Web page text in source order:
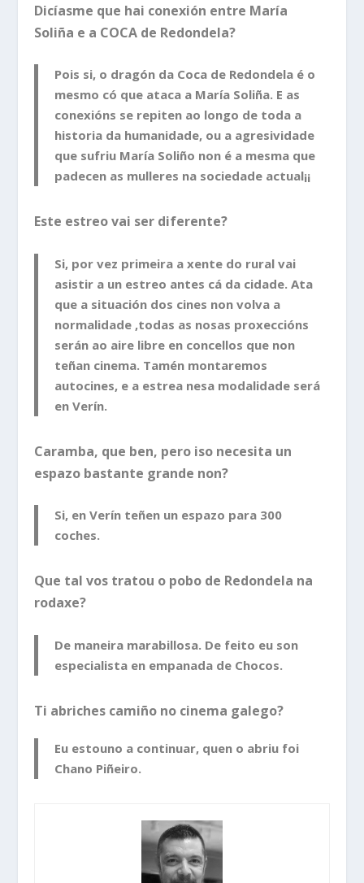
Dicíasme que hai conexión entre María
Soliña e a COCA de Redondela?
Pois si, o dragón da Coca de Redondela é o
mesmo có que ataca a María Soliña. E as
conexións se repiten ao longo de toda a
historia da humanidade, ou a agresividade
que sufriu María Soliño non é a mesma que
padecen as mulleres na sociedade actual¡¡
Este estreo vai ser diferente?
Si, por vez primeira a xente do rural vai
asistir a un estreo antes cá da cidade. Ata
que a situación dos cines non volva a
normalidade ,todas as nosas proxeccións
serán ao aire libre en concellos que non
teñan cinema. Tamén montaremos
autocines, e a estrea nesa modalidade será
en Verín.
Caramba, que ben, pero iso necesita un
espazo bastante grande non?
Si, en Verín teñen un espazo para 300
coches.
Que tal vos tratou o pobo de Redondela na
rodaxe?
De maneira marabillosa. De feito eu son
especialista en empanada de Chocos.
Ti abriches camiño no cinema galego?
Eu estouno a continuar, quen o abriu foi
Chano Piñeiro.